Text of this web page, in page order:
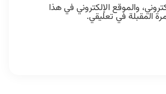
والموقع الإلكتروني في هذا
المقبلة في تعليقي.